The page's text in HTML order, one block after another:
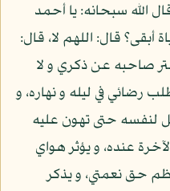
الله سبحانه: يا أحمد
قال: اللهم لا، قال:
صاحبه عن ذكري و لا
رضائي في ليله و نهاره، و
لنفسه حتى تهون عليه
عنده، و يؤثر هواي
حق نعمتي، و يذكر